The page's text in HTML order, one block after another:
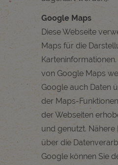
Google Maps
Diese Webseite
Maps für die
von Google Maps
Google auch Daten
der Maps-
der Webseiten
und genutzt.
über die
Google können Sie